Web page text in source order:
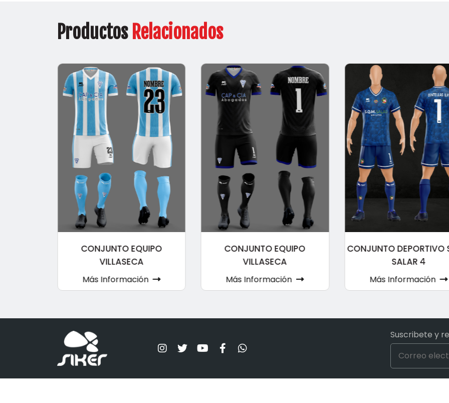
Productos Relacionados
CONJUNTO EQUIPO
VILLASECA
Más Información
CONJUNTO EQUIPO
VILLASECA
Más Información
CONJUNTO DEPORTIVO
SALAR 4
Más Información
Suscribete y